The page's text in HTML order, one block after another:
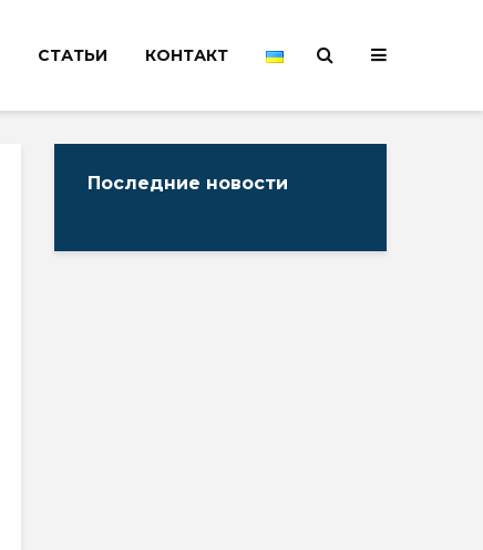
СТАТЬИ КОНТАКТ
Последние новости